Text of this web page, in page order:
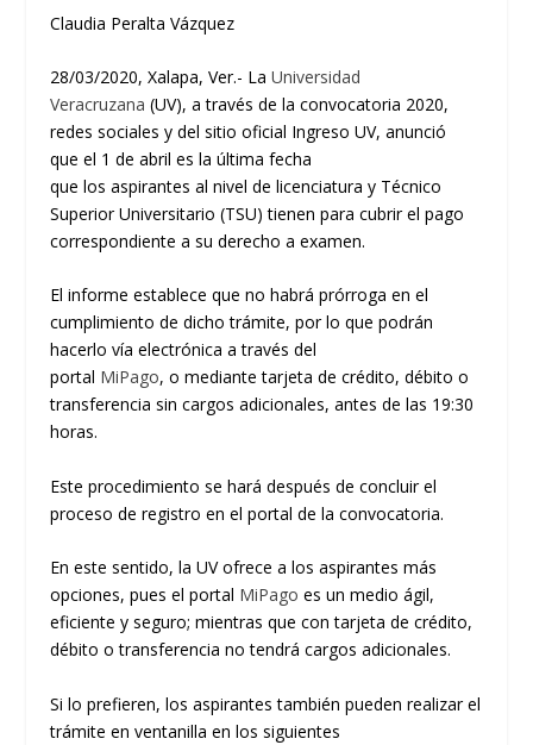
Claudia Peralta Vázquez
28/03/2020, Xalapa, Ver.- LaUniversidad
Veracruzana (UV), a través de la convocatoria 2020,
redes sociales y delsitio oficial Ingreso UV, anunció
que el 1 de abril es la última fecha
quelosaspirantes alnivel delicenciatura y Técnico
Superior Universitario (TSU) tienen paracubrir el pago
correspondiente a suderecho a examen.
El informe estableceque no habrá prórroga en el
cumplimiento de dicho trámite,por lo que podrán
hacerlo vía electrónica a través del
portal MiPago, o mediante tarjeta de crédito, débito o
transferencia sin cargos adicionales, antes de las 19:30
horas.
Este procedimiento se hará después de concluirel
proceso de registro en el portal de la convocatoria.
En este sentido, la UV ofrece a los aspirantes más
opciones, pues el portal MiPago es un medio ágil,
eficiente y seguro; mientras que contarjeta de crédito,
débito o transferenciano tendrá cargos adicionales.
Si lo prefieren, losaspirantestambién pueden realizar el
trámiteenventanilla en los siguientes